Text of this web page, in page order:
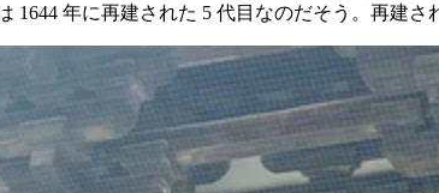
1644 年に再建された 5 代目なのだそう。再建